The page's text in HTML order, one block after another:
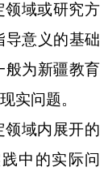
领域或研究方
导意义的基础
般为新疆教育
实问题。
领域内展开的
中的实际问